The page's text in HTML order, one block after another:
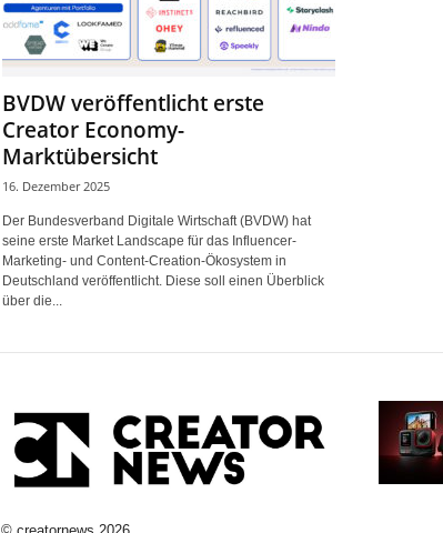
BVDW veröffentlicht erste
Creator Economy-
Marktübersicht
16. Dezember 2025
Der Bundesverband Digitale Wirtschaft (BVDW) hat
seine erste Market Landscape für das Influencer-
Marketing- und Content-Creation-Ökosystem in
Deutschland veröffentlicht. Diese soll einen Überblick
über die...